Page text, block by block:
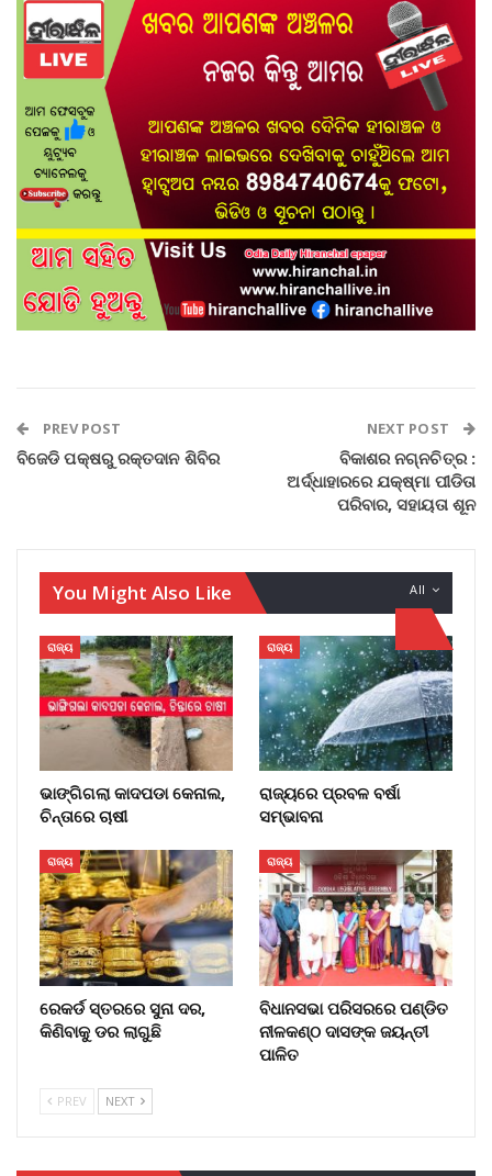
PREV POST
ବିଜେଡି ପକ୍ଷରୁ ରକ୍ତଦାନ ଶିବିର
NEXT POST
ବିକାଶର ନଗ୍ନଚିତ୍ର :
ଅର୍ଦ୍ଧାହାରରେ ଯକ୍ଷ୍ମା ପୀଡିତା
ପରିବାର, ସହାୟତା ଶୂନ
All
You Might Also Like
ରାଜ୍ୟ
ଭାଙ୍ଗିଗଲା କାଦପଡା କେନାଲ,
ଚିନ୍ତାରେ ଚାଷୀ
ରାଜ୍ୟ
ରାଜ୍ୟରେ ପ୍ରବଳ ବର୍ଷା
ସମ୍ଭାବନା
ରାଜ୍ୟ
ରେକର୍ଡ ସ୍ତରରେ ସୁନା ଦର,
କିଣିବାକୁ ଡର ଲାଗୁଛି
ରାଜ୍ୟ
ବିଧାନସଭା ପରିସରରେ ପଣ୍ଡିତ
ନୀଳକଣ୍ଠ ଦାସଙ୍କ ଜୟନ୍ତୀ
ପାଳିତ
PREV NEXT